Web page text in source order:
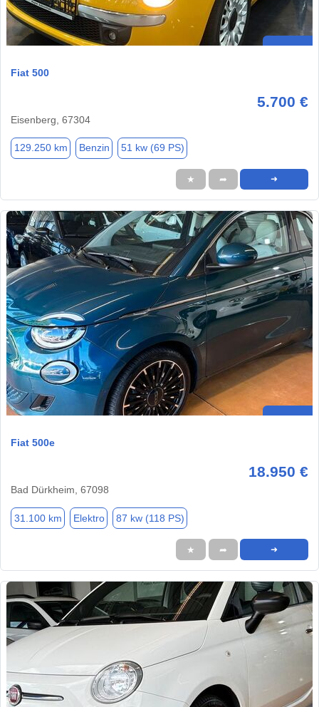
Fiat 500
5.700 €
Eisenberg, 67304
129.250 km Benzin 51 kw (69 PS)
★ ➦ ➜
Fiat 500e
18.950 €
Bad Dürkheim, 67098
31.100 km Elektro 87 kw (118 PS)
★ ➦ ➜